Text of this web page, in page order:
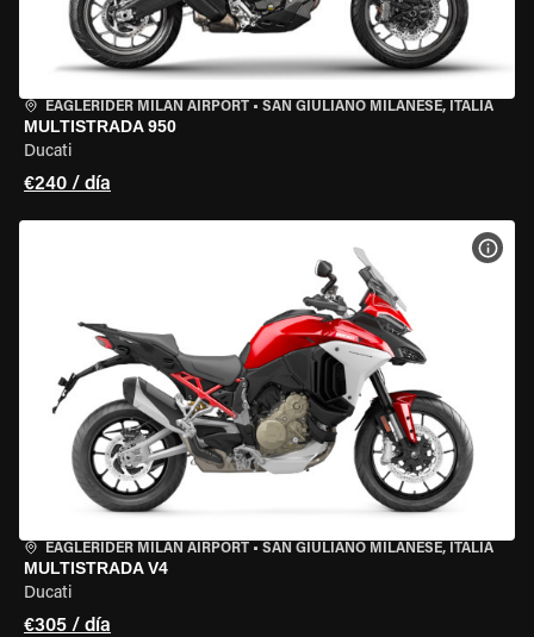
EAGLERIDER MILAN AIRPORT • SAN GIULIANO MILANESE, ITALIA
MULTISTRADA 950
Ducati
€240 / día
EAGLERIDER MILAN AIRPORT • SAN GIULIANO MILANESE, ITALIA
MULTISTRADA V4
Ducati
€305 / día
VER